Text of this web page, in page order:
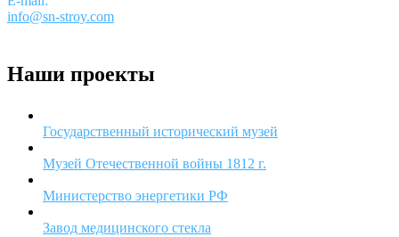
info@sn-stroy.com
Наши проекты
Государственный исторический музей
Музей Отечественной войны 1812 г.
Министерство энергетики РФ
Завод медицинского стекла